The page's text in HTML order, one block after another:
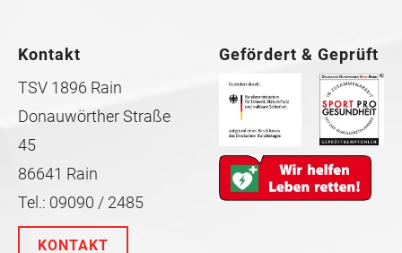
Kontakt
TSV 1896 Rain
Donauwörther Straße
45
86641 Rain
Tel.: 09090 / 2485
KONTAKT
Gefördert & Geprüft